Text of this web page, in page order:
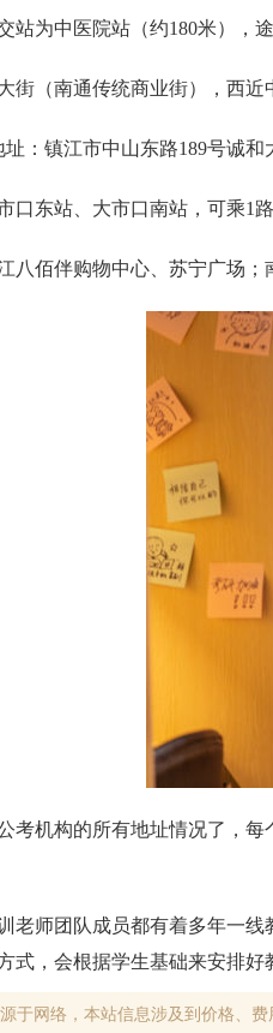
站为‌中医院站‌（约180米），
街‌（南通传统商业街），西
：镇江市中山东路189号诚和
口东站‌、‌大市口南站‌，可乘1
八佰伴购物中心‌、‌苏宁广场‌
考机构的所有地址情况了，
老师团队成员都有着多年一
式，会根据学生基础来安排
于网络，本站信息涉及到价格、